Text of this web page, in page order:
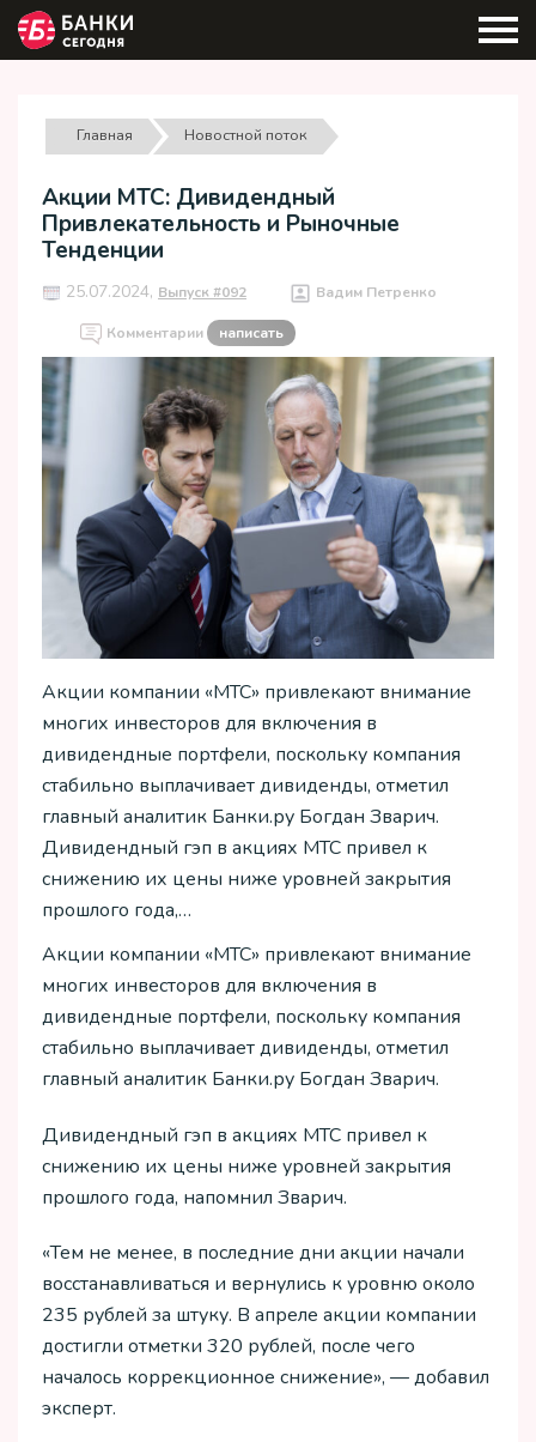
Главная Новостной поток
Акции МТС: Дивидендный
Привлекательность и Рыночные
Тенденции
25.07.2024, Выпуск #092 Вадим Петренко
Комментарии написать
Акции компании «МТС» привлекают внимание
многих инвесторов для включения в
дивидендные портфели, поскольку компания
стабильно выплачивает дивиденды, отметил
главный аналитик Банки.ру Богдан Зварич.
Дивидендный гэп в акциях МТС привел к
снижению их цены ниже уровней закрытия
прошлого года,…
Акции компании «МТС» привлекают внимание
многих инвесторов для включения в
дивидендные портфели, поскольку компания
стабильно выплачивает дивиденды, отметил
главный аналитик Банки.ру Богдан Зварич.
Дивидендный гэп в акциях МТС привел к
снижению их цены ниже уровней закрытия
прошлого года, напомнил Зварич.
«Тем не менее, в последние дни акции начали
восстанавливаться и вернулись к уровню около
235 рублей за штуку. В апреле акции компании
достигли отметки 320 рублей, после чего
началось коррекционное снижение», — добавил
эксперт.